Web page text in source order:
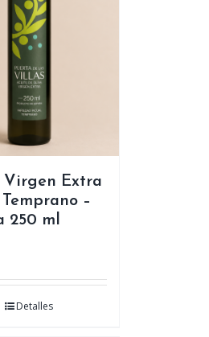
Virgen Extra
–
250 ml
Detalles